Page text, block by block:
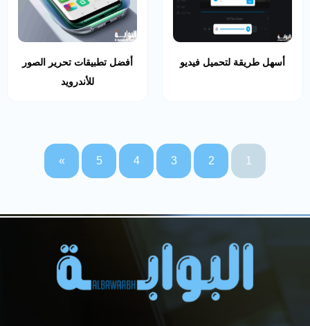
أسهل طريقة لتحميل فيديو
أفضل تطبيقات تحرير الصور
للأندرويد
1
2
3
4
5
»